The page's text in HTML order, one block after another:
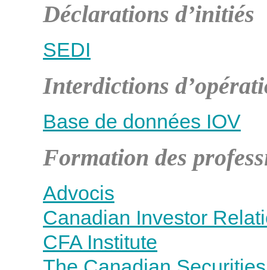
Déclarations d’initiés
SEDI
Interdictions
Base de données IOV
Formation des
Advocis
Canadian Investor
CFA Institute